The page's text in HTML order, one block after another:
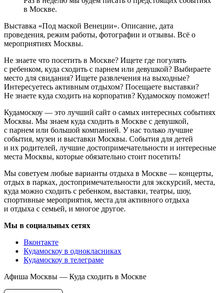
в Москве.
Выставка «Под маской Венеции». Описание, дата
проведения, режим работы, фотографии и отзывы. Всё о
мероприятиях Москвы.
Не знаете что посетить в Москве? Ищете где погулять
с ребенком, куда сходить с парнем или девушкой? Выбираете
место для свидания? Ищете развлечения на выходные?
Интересуетесь активным отдыхом? Посещаете выставки?
Не знаете куда сходить на корпоратив? Кудамоскоу поможет!
Кудамоскоу — это лучший сайт о самых интересных событиях
Москвы. Мы знаем куда сходить в Москве с девушкой,
с парнем или большой компанией. У нас только лучшие
события, музеи и выставки Москвы. События для детей
и их родителей, лучшие достопримечательности и интересные
места Москвы, которые обязательно стоит посетить!
Мы советуем любые варианты отдыха в Москве — концерты,
отдых в парках, достопримечательности для экскурсий, места,
куда можно сходить с ребенком, выставки, театры, шоу,
спортивные мероприятия, места для активного отдыха
и отдыха с семьей, и многое другое.
Мы в социальных сетях
Вконтакте
Кудамоскоу в однокласниках
Кудамоскоу в телеграме
Афиша Москвы — Куда сходить в Москве